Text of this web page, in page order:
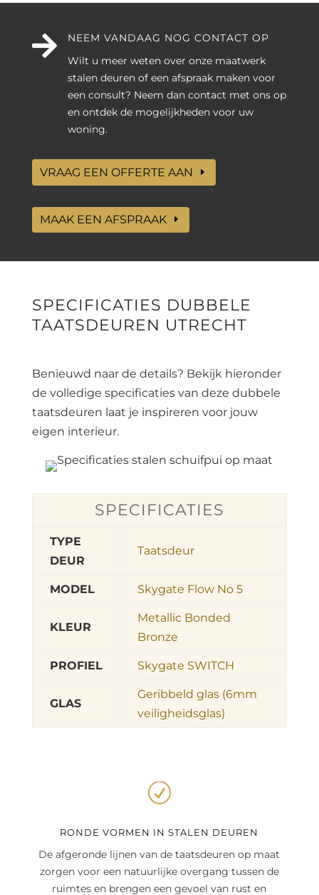

NEEM VANDAAG NOG CONTACT OP
Wilt u meer weten over onze maatwerk
stalen deuren of een afspraak maken voor
een consult? Neem dan contact met ons op
en ontdek de mogelijkheden voor uw
woning.
VRAAG EEN OFFERTE AAN
MAAK EEN AFSPRAAK
SPECIFICATIES DUBBELE
TAATSDEUREN UTRECHT
Benieuwd naar de details? Bekijk hieronder
de volledige specificaties van deze dubbele
taatsdeuren laat je inspireren voor jouw
eigen interieur.
SPECIFICATIES
TYPE
DEUR
Taatsdeur
MODEL Skygate Flow No 5
KLEUR
Metallic Bonded
Bronze
PROFIEL Skygate SWITCH
GLAS
Geribbeld glas (6mm
veiligheidsglas)
R
RONDE VORMEN IN STALEN DEUREN
De afgeronde lijnen van de taatsdeuren op maat
zorgen voor een natuurlijke overgang tussen de
ruimtes en brengen een gevoel van rust en